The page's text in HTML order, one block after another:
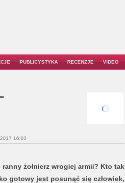
PUBLICYSTYKA RECENZJE VIDEO
16:00
żołnierz wrogiej armii? Kto tak
gotowy jest posunąć się człowiek,